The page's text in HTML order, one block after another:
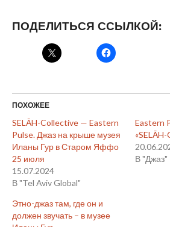
ПОДЕЛИТЬСЯ ССЫЛКОЙ:
ПОХОЖЕЕ
SELĀH-Collective — Eastern
Pulse. Джаз на крыше музея
Иланы Гур в Старом Яффо
25 июля
15.07.2024
В "Tel Aviv Global"
Eastern
В "Джаз"
Этно-джаз там, где он и
должен звучать – в музее